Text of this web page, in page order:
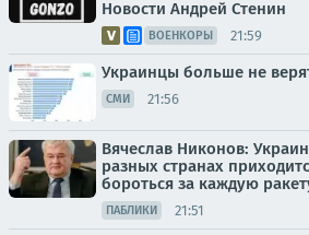
Новости Андрей Стенин
ВОЕНКОРЫ 21:59
Украинцы больше не
СМИ 21:56
Вячеслав Никонов:
разных странах
бороться за каждую
ПАБЛИКИ 21:51